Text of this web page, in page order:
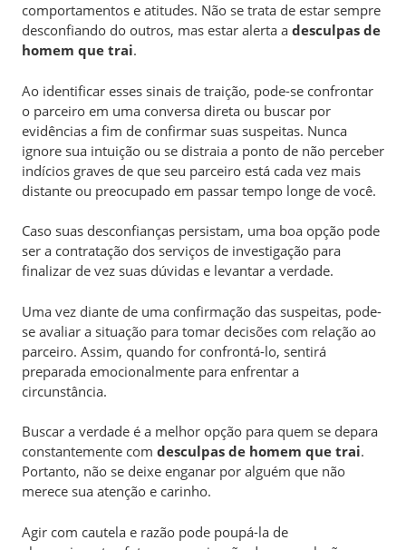
comportamentos e atitudes. Não se trata de estar sempre
desconfiando do outros, mas estar alerta a desculpas de
homem que trai.
Ao identificar esses sinais de traição, pode-se confrontar
o parceiro em uma conversa direta ou buscar por
evidências a fim de confirmar suas suspeitas. Nunca
ignore sua intuição ou se distraia a ponto de não perceber
indícios graves de que seu parceiro está cada vez mais
distante ou preocupado em passar tempo longe de você.
Caso suas desconfianças persistam, uma boa opção pode
ser a contratação dos serviços de investigação para
finalizar de vez suas dúvidas e levantar a verdade.
Uma vez diante de uma confirmação das suspeitas, pode-
se avaliar a situação para tomar decisões com relação ao
parceiro. Assim, quando for confrontá-lo, sentirá
preparada emocionalmente para enfrentar a
circunstância.
Buscar a verdade é a melhor opção para quem se depara
constantemente com desculpas de homem que trai.
Portanto, não se deixe enganar por alguém que não
merece sua atenção e carinho.
Agir com cautela e razão pode poupá-la de